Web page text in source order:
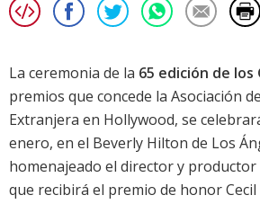
La ceremonia de la 65 edición de los
premios que concede la Asociación
Extranjera en Hollywood, se
enero, en el Beverly Hilton de Los
homenajeado el director y productor
que recibirá el premio de honor Cecil